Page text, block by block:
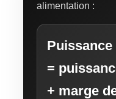
alimentation :
=
+ marge